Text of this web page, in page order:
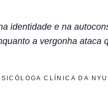
identidade e na
a vergonha ataca
CLÍNICA DA NYU